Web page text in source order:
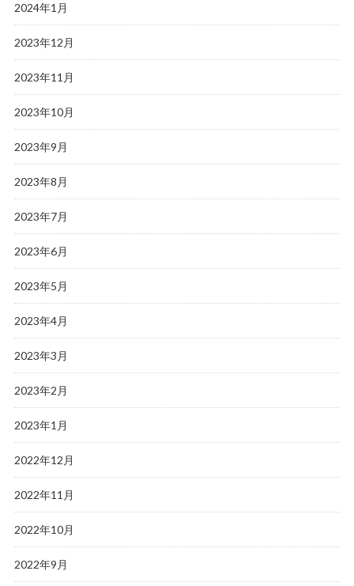
2024年1月
2023年12月
2023年11月
2023年10月
2023年9月
2023年8月
2023年7月
2023年6月
2023年5月
2023年4月
2023年3月
2023年2月
2023年1月
2022年12月
2022年11月
2022年10月
2022年9月